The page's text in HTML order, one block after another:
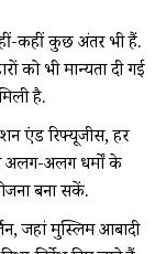
कहीं कुछ अंतर भी हैं.
को भी मान्यता दी गई
है.
एंड रिफ्यूजीस, हर
अलग-अलग धर्मों के
बना सकें.
जहां मुस्लिम आबादी